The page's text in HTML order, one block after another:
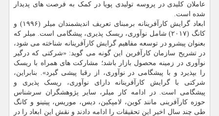
عاملان کلیدی در پروسه تولیدی پویا در کمک به فرصت های پدیدار
شده است.
ابعاد گرایش کارآفرینانه برمبنای تعریف اندیشمندان میلر (۱۹۹۶) و
کانگ (۲۰۱۷) شامل نوآوری، ریسک پذیری، پیشگامی است. میلر که
بعنوان پیشرو در توسعه مفاهیم گرایش کارآفرینانه شناخته می شود،
در تشریح سازمان کارآفرین این گونه می گوید: «شرکتی که درگیر
نوآوری در زمینه محصول بازار باشد؛ مشارکت های همراه با ریسک
را بپذیرد و با پیشگامی در نوآوری، از رقبا پیشی گیرد». بنابراین،
شرکتی با گرایش کارآفرینانه دارای نوآوری، ریسک پذیری و
پیشگامی است. در ادامه کار میلر، سایر پژوهشگران سرشناس
حوزه کارآفرینی مانند کوین، لامپکین، دیس، موریس، پیتینو و کانگ
طی چند سال اخیر این تحقیقات را ادامه دادند و نقش این ابعاد را در